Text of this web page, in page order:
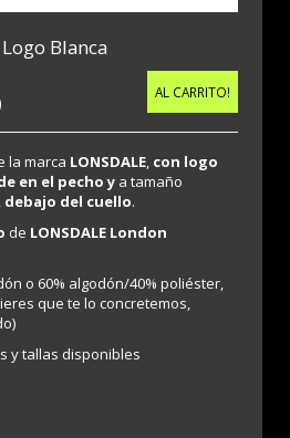
Blanca
AL CARRITO!
la marca LONSDALE, con logo
en el pecho y a tamaño
debajo del cuello.
de LONSDALE London
o 60% algodón/40% poliéster,
que te lo concretemos,
y tallas disponibles